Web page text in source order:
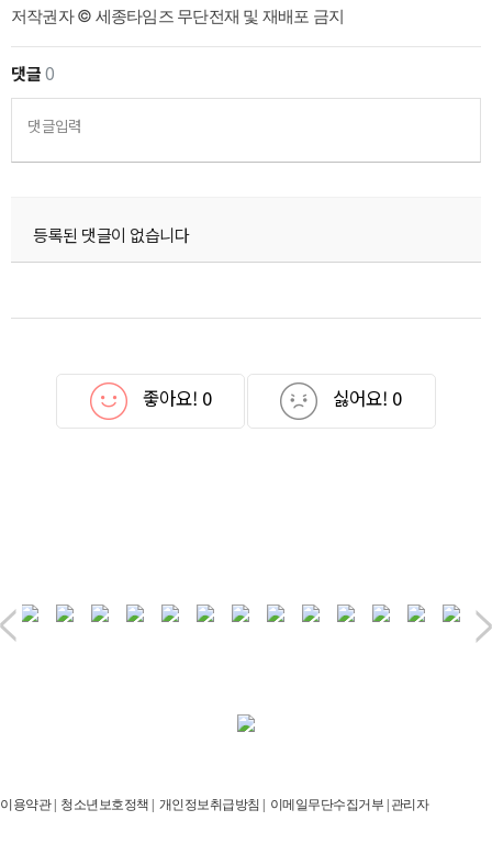
저작권자 © 세종타임즈 무단전재 및 재배포 금지
댓글0
댓글입력
등록된 댓글이 없습니다
좋아요! 0 싫어요! 0
이용약관| 청소년보호정책 | 개인정보취급방침 | 이메일무단수집거부 | 관리자